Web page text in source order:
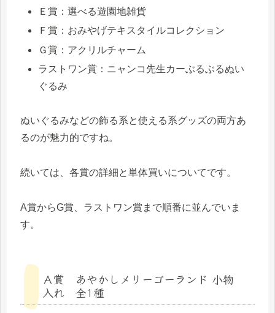
Ｅ賞：選べる遊園地雑貨
Ｆ賞：おみやげテキスタイルコレクション
Ｇ賞：アクリルチャーム
ラストワン賞：ニャンコ先生カーぶるぶるぬい
ぐるみ
ぬいぐるみなどの飾る系と使える系グッズの両方あ
るのが魅力的ですね。
続いては、各賞の詳細と単体買いについてです。
A賞からG賞、ラストワン賞まで順番に並んでいま
す。
Ａ賞 あやかしメリーゴーランド 小物
入れ 全1種